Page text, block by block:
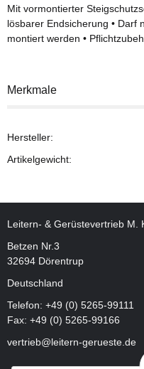
Mit vormontierter
lösbarer Endsicherung • Darf
montiert werden •
Merkmale
Hersteller:
Artikelgewicht:
Leitern- & Gerüstevertrieb M.
Betzen Nr.3
32694 Dörentrup
Deutschland
Telefon: +49 (0) 5265-99111
Fax: +49 (0) 5265-99166
vertrieb@leitern-gerueste.de